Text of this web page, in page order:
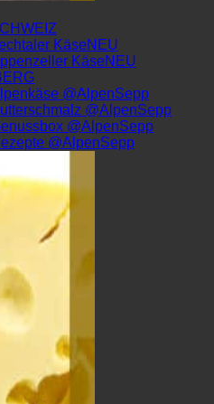
Käse
Käse
@AlpenSepp
@AlpenSepp
@AlpenSepp
@AlpenSepp